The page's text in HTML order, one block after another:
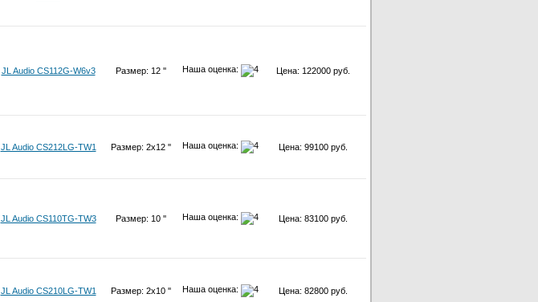
JL Audio CS112G-W6v3 Размер: 12 '' Наша оценка: Цена: 122000 руб.
JL Audio CS212LG-TW1 Размер: 2x12 '' Наша оценка: Цена: 99100 руб.
JL Audio CS110TG-TW3 Размер: 10 '' Наша оценка: Цена: 83100 руб.
JL Audio CS210LG-TW1 Размер: 2x10 '' Наша оценка: Цена: 82800 руб.